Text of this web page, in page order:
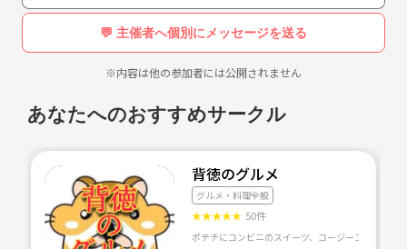
💬 主催者へ個別にメッセージを送る
※内容は他の参加者には公開されません
あなたへのおすすめサークル
背徳のグルメ
グルメ・料理全般
★★★★★ 50件